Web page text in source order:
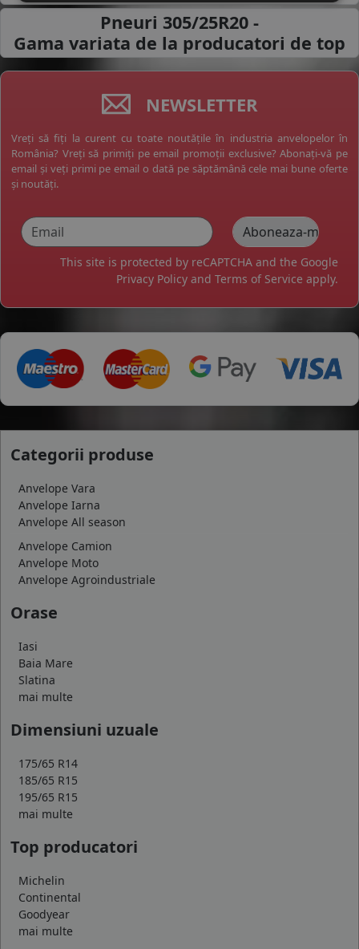
Pneuri 305/25R20 -
Gama variata de la producatori de top
NEWSLETTER
Vreți să fiți la curent cu toate noutățile în industria anvelopelor în
România? Vreți să primiți pe email promoții exclusive? Abonați-vă pe
email și veți primi pe email o dată pe săptămână cele mai bune oferte
și noutăți.
This site is protected by reCAPTCHA and the Google
Privacy Policy and Terms of Service apply.
Categorii produse
Anvelope Vara
Anvelope Iarna
Anvelope All season
Anvelope Camion
Anvelope Moto
Anvelope Agroindustriale
Orase
Iasi
Baia Mare
Slatina
mai multe
Dimensiuni uzuale
175/65 R14
185/65 R15
195/65 R15
mai multe
Top producatori
Michelin
Continental
Goodyear
mai multe